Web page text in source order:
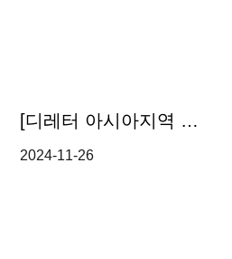
[디레터 아시아지역 리걸 업데이트] 태국 증권위-펀드의 디지털 자산 투자 허용 규정 개정 초안 공표
2024-11-26